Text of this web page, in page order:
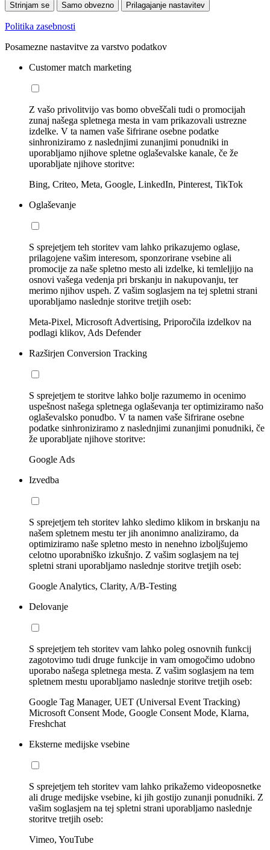
Strinjam se Samo obvezno Prilagajanje nastavitev
Politika zasebnosti
Posamezne nastavitve za varstvo podatkov
Customer match marketing
Z vašo privolitvijo vas bomo obveščali tudi o promocijah
zunaj našega spletnega mesta in vam prikazovali ustrezne
izdelke. V ta namen vaše šifrirane osebne podatke
sinhroniziramo z naslednjimi zunanjimi ponudniki in
uporabljamo njihove spletne oglaševalske kanale, če že
uporabljate njihove storitve:
Bing, Criteo, Meta, Google, LinkedIn, Pinterest, TikTok
Oglaševanje
S sprejetjem teh storitev vam lahko prikazujemo oglase,
prilagojene vašim interesom, sponzorirane vsebine ali
promocije za naše spletno mesto ali izdelke, ki temleljijo na
osnovi vašega vedenja pri brskanju in nakupovanju, ter
merimo njihov uspeh. Z vašim soglasjem na tej spletni strani
uporabljamo naslednje storitve tretjih oseb:
Meta-Pixel, Microsoft Advertising, Priporočila izdelkov na
podlagi klikov, Ads Defender
Razširjen Conversion Tracking
S sprejetjem te storitve lahko bolje razumemo in ocenimo
uspešnost našega spletnega oglaševanja ter optimiziramo našo
oglaševalsko ponudbo. V ta namen vaše šifrirane osebne
podatke sinhroniziramo z naslednjimi zunanjimi ponudniki, če
že uporabljate njihove storitve:
Google Ads
Izvedba
S sprejetjem teh storitev lahko sledimo klikom in brskanju na
našem spletnem mestu ter jih anonimno analiziramo, da
optimiziramo naše spletno mesto in nenehno izboljšujemo
celotno uporabniško izkušnjo. Z vašim soglasjem na tej
spletni strani uporabljamo naslednje storitve tretjih oseb:
Google Analytics, Clarity, A/B-Testing
Delovanje
S sprejetjem teh storitev vam lahko poleg osnovnih funkcij
zagotovimo tudi druge funkcije in vam omogočimo udobno
uporabo našega spletnega mesta. Z vašim soglasjem na tem
spletnem mestu uporabljamo naslednje storitve tretjih oseb:
Google Tag Manager, UET (Universal Event Tracking)
Microsoft Consent Mode, Google Consent Mode, Klarna,
Freshchat
Eksterne medijske vsebine
S sprejetjem teh storitev vam lahko prikažemo videoposnetke
ali druge medijske vsebine, ki jih gostijo zunanji ponudniki. Z
vašim soglasjem na tej spletni strani uporabljamo naslednje
storitve tretjih oseb:
Vimeo, YouTube